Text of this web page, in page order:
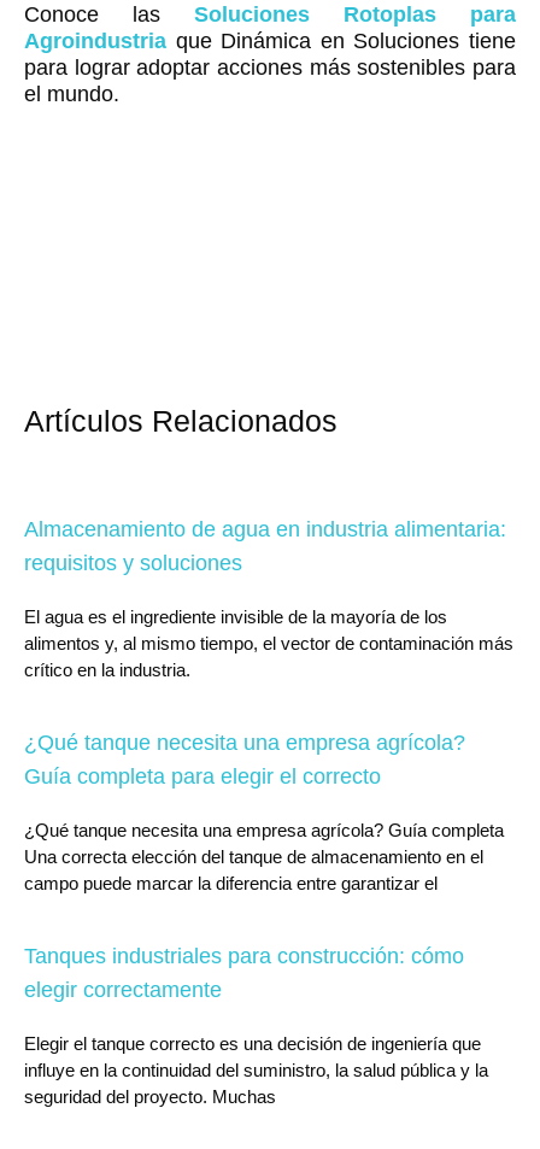
Conoce las Soluciones Rotoplas para
Agroindustria que Dinámica en Soluciones tiene
para lograr adoptar acciones más sostenibles para
el mundo.
Artículos Relacionados
Almacenamiento de agua en industria alimentaria:
requisitos y soluciones
El agua es el ingrediente invisible de la mayoría de los
alimentos y, al mismo tiempo, el vector de contaminación más
crítico en la industria.
¿Qué tanque necesita una empresa agrícola?
Guía completa para elegir el correcto
¿Qué tanque necesita una empresa agrícola? Guía completa
Una correcta elección del tanque de almacenamiento en el
campo puede marcar la diferencia entre garantizar el
Tanques industriales para construcción: cómo
elegir correctamente
Elegir el tanque correcto es una decisión de ingeniería que
influye en la continuidad del suministro, la salud pública y la
seguridad del proyecto. Muchas